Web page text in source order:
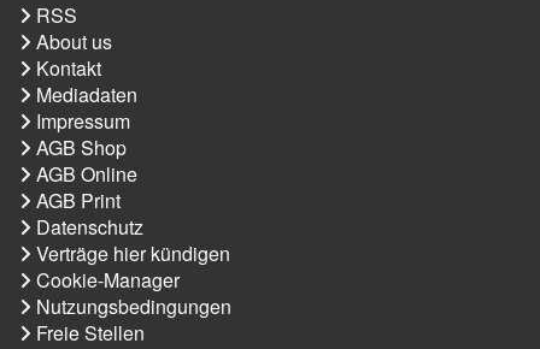
RSS
About us
Kontakt
Mediadaten
Impressum
AGB Shop
AGB Online
AGB Print
Datenschutz
Verträge hier kündigen
Cookie-Manager
Nutzungsbedingungen
Freie Stellen